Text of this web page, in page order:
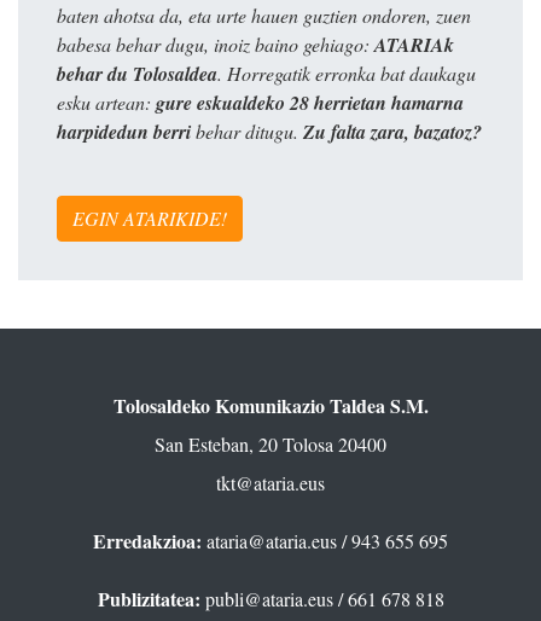
baten ahotsa da, eta urte hauen guztien ondoren, zuen
babesa behar dugu, inoiz baino gehiago: ATARIAk
behar du Tolosaldea. Horregatik erronka bat daukagu
esku artean: gure eskualdeko 28 herrietan hamarna
harpidedun berribehar ditugu. Zu falta zara, bazatoz?
EGIN ATARIKIDE!
Tolosaldeko Komunikazio Taldea S.M.
San Esteban, 20 Tolosa 20400
tkt@ataria.eus
Erredakzioa: ataria@ataria.eus/ 943 655 695
Publizitatea: publi@ataria.eus/ 661 678 818